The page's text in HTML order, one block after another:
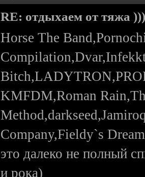
RE: отдыхаем от тяжа
Horse The
KMFDM,Roman
Company,Fieldy`s
это далеко не полный
и рока)